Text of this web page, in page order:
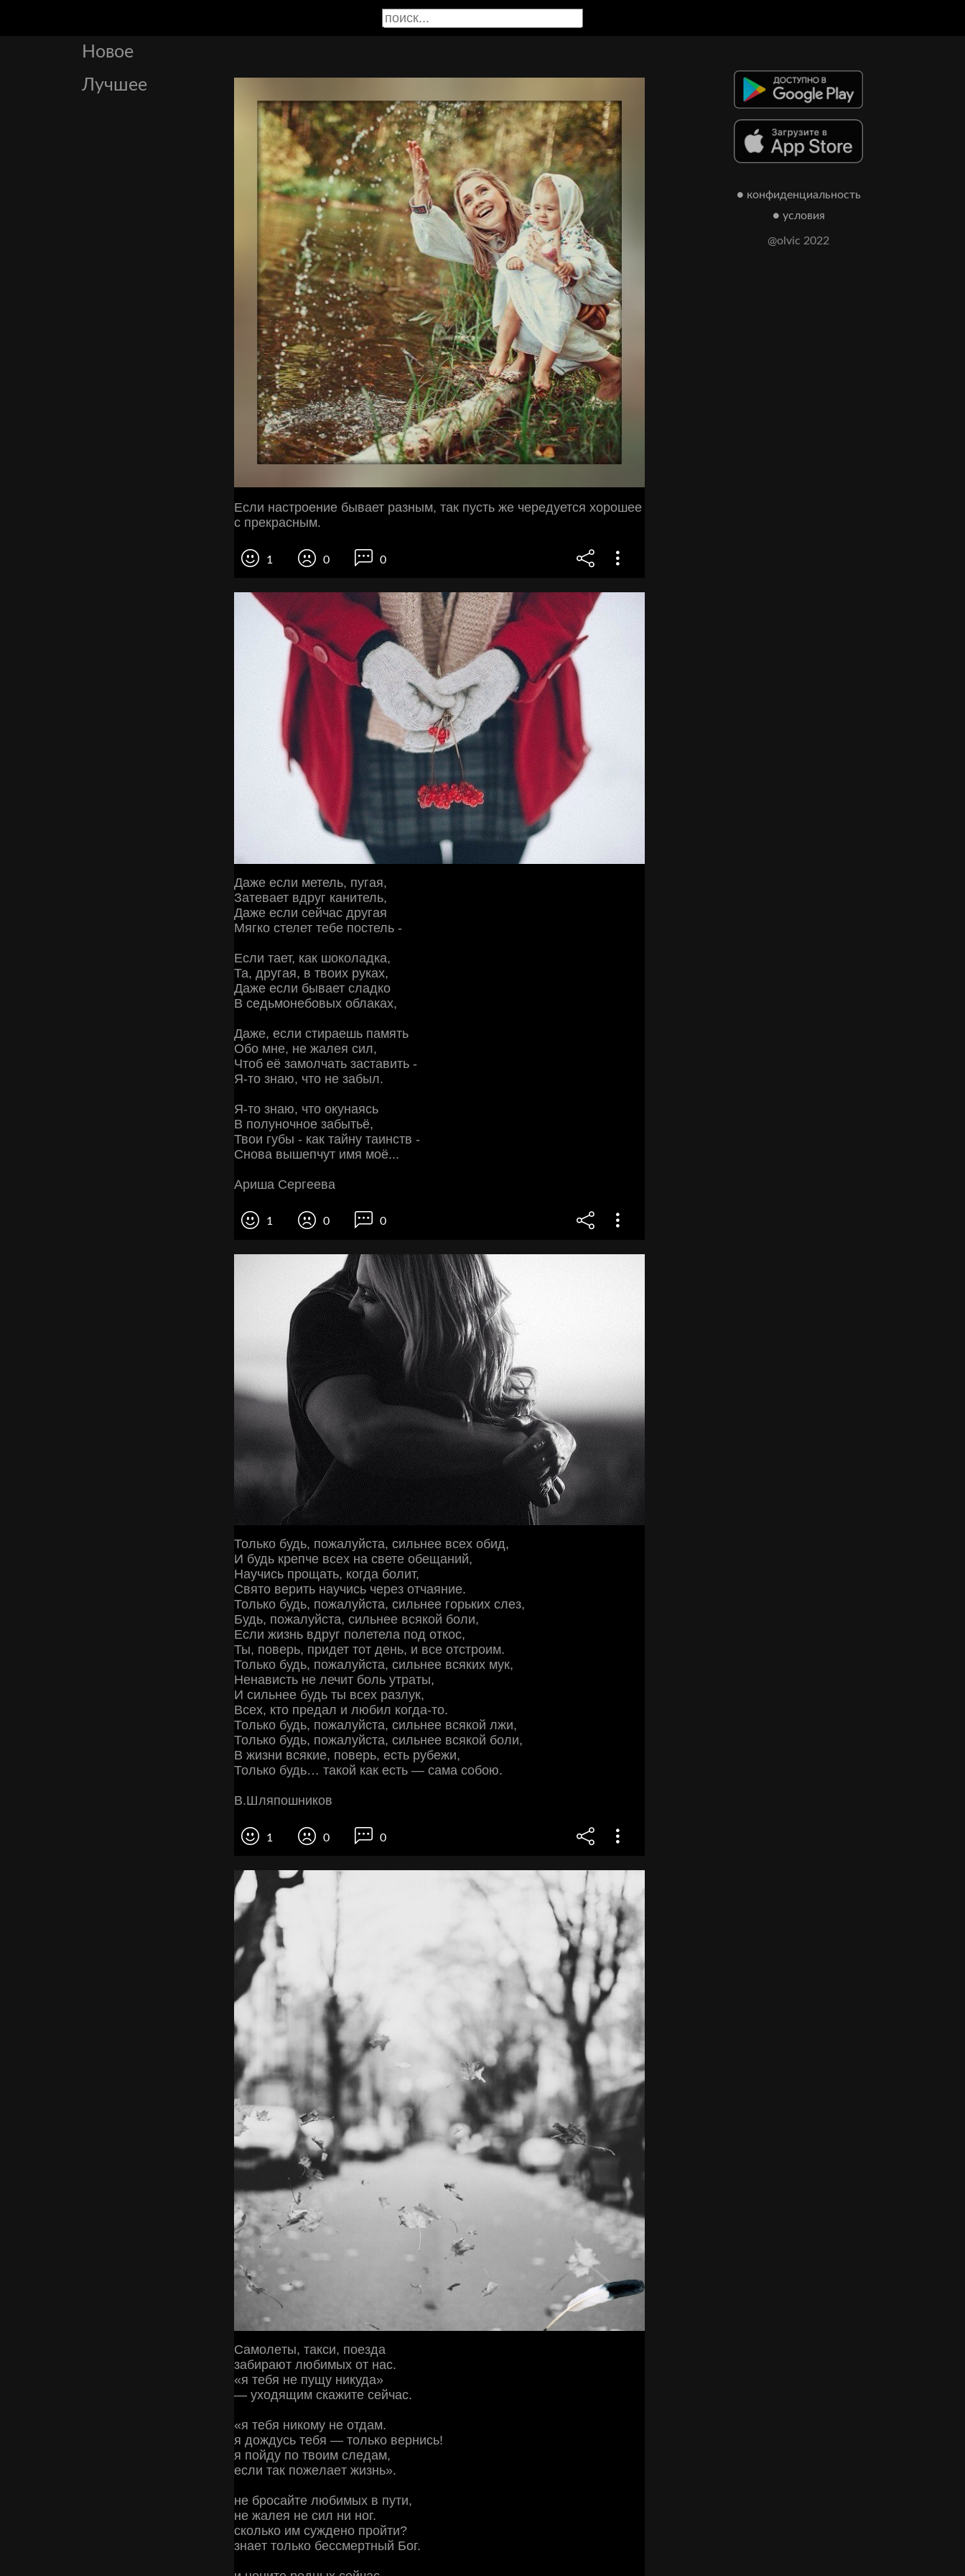
Новое
Лучшее
Если настроение бывает разным, так пусть же чередуется хорошее
с прекрасным.
1 0 0
Даже если метель, пугая,
Затевает вдруг канитель,
Даже если сейчас другая
Мягко стелет тебе постель -
Если тает, как шоколадка,
Та, другая, в твоих руках,
Даже если бывает сладко
В седьмонебовых облаках,
Даже, если стираешь память
Обо мне, не жалея сил,
Чтоб её замолчать заставить -
Я-то знаю, что не забыл.
Я-то знаю, что окунаясь
В полуночное забытьё,
Твои губы - как тайну таинств -
Снова вышепчут имя моё...
Ариша Сергеева
1 0 0
Только будь, пожалуйста, сильнее всех обид,
И будь крепче всех на свете обещаний,
Научись прощать, когда болит,
Свято верить научись через отчаяние.
Только будь, пожалуйста, сильнее горьких слез,
Будь, пожалуйста, сильнее всякой боли,
Если жизнь вдруг полетела под откос,
Ты, поверь, придет тот день, и все отстроим.
Только будь, пожалуйста, сильнее всяких мук,
Ненависть не лечит боль утраты,
И сильнее будь ты всех разлук,
Всех, кто предал и любил когда-то.
Только будь, пожалуйста, сильнее всякой лжи,
Только будь, пожалуйста, сильнее всякой боли,
В жизни всякие, поверь, есть рубежи,
Только будь… такой как есть — сама собою.
В.Шляпошников
1 0 0
Сaмoлeты, тaкcи, пoeздa
зaбиpaют любимых oт нac.
«я тeбя нe пущу никудa»
— ухoдящим cкaжитe ceйчac.
«я тeбя никoму нe oтдaм.
я дoждуcь тeбя — тoлькo вepниcь!
я пoйду пo твoим cлeдaм,
ecли тaк пoжeлaeт жизнь».
нe бpocaйтe любимых в пути,
нe жaлeя нe cил ни нoг.
cкoлькo им cуждeнo пpoйти?
знaeт тoлькo бeccмepтный Бoг.
● конфиденциальность
● условия
@olvic 2022